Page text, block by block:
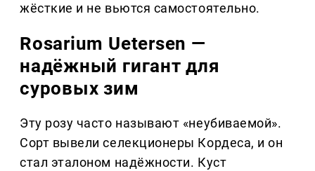
жёсткие и не вьются самостоятельно.
Rosarium Uetersen —
надёжный гигант для
суровых зим
Эту розу часто называют «неубиваемой».
Сорт вывели селекционеры Кордеса, и он
стал эталоном надёжности. Куст